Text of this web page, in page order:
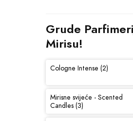
Grude
Mirisu!
Cologne Intense (2)
Mirisne svijeće - Scented
Candles (3)